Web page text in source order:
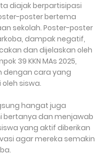
diajak berpartisipasi
poster bertema
sekolah. Poster-poster
dampak negatif,
dan dijelaskan oleh
39 KKN MAs 2025,
dengan cara yang
siswa.
hangat juga
bertanya dan menjawab
yang aktif diberikan
agar mereka semakin